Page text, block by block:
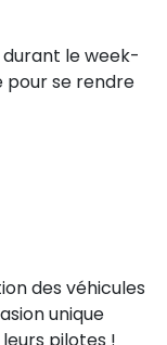
le week-
se rendre
des véhicules
unique